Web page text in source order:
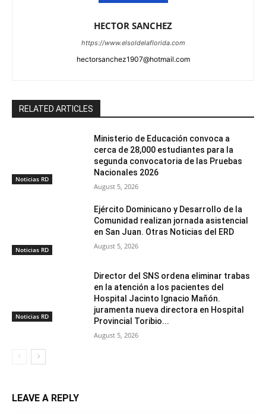
HECTOR SANCHEZ
https://www.elsoldelaflorida.com
hectorsanchez1907@hotmail.com
RELATED ARTICLES
Noticias RD
Ministerio de Educación convoca a
cerca de 28,000 estudiantes para la
segunda convocatoria de las Pruebas
Nacionales 2026
August 5, 2026
Noticias RD
Ejército Dominicano y Desarrollo de la
Comunidad realizan jornada asistencial
en San Juan. Otras Noticias del ERD
August 5, 2026
Noticias RD
Director del SNS ordena eliminar trabas
en la atención a los pacientes del
Hospital Jacinto Ignacio Mañón.
juramenta nueva directora en Hospital
Provincial Toribio...
August 5, 2026
LEAVE A REPLY